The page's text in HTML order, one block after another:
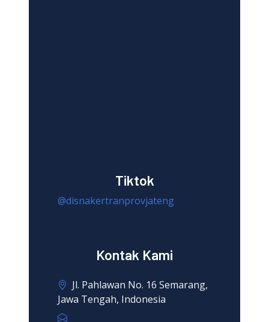
Tiktok
@disnakertranprovjateng
Kontak Kami
Jl. Pahlawan No. 16 Semarang,
Jawa Tengah, Indonesia